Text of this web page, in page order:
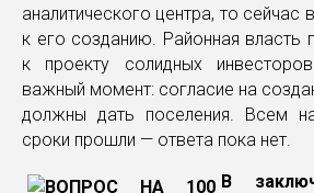
аналитического центра, то сейчас
к его созданию. Районная власть
к проекту солидных
важный момент: согласие на
должны дать поселения. Всем
сроки прошли — ответа пока нет.
В